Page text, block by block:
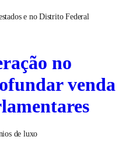
e no Distrito Federal
no
venda
de luxo